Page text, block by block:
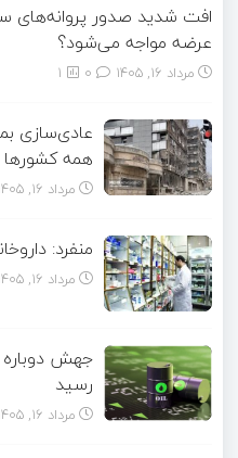
افت شدید صدور پروانه‌های
عرضه مواجه می‌شود؟
مرداد ۱۶, ۱۴۰۵ 1
عادی‌سازی
همه
مرداد ۱۶, ۱۴۰۵
منفرد:
مرداد ۱۶, ۱۴۰۵
رسید
مرداد ۱۶, ۱۴۰۵